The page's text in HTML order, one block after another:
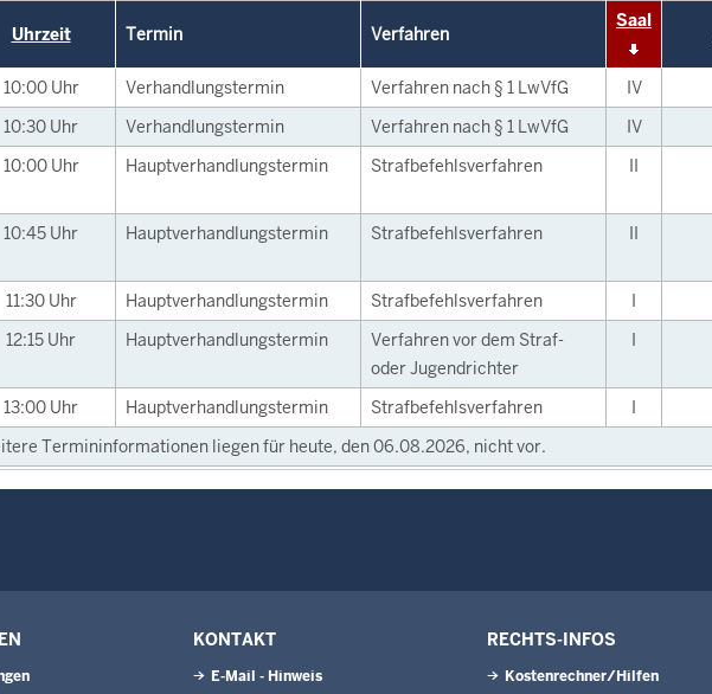
Uhrzeit Termin Verfahren
Saal
10:00 Uhr Verhandlungstermin Verfahren nach § 1 LwVfG IV
10:30 Uhr Verhandlungstermin Verfahren nach § 1 LwVfG IV
10:00 Uhr Hauptverhandlungstermin Strafbefehlsverfahren II
10:45 Uhr Hauptverhandlungstermin Strafbefehlsverfahren II
11:30 Uhr Hauptverhandlungstermin Strafbefehlsverfahren I
12:15 Uhr Hauptverhandlungstermin
Verfahren vor dem Straf-
oder Jugendrichter
I
13:00 Uhr Hauptverhandlungstermin Strafbefehlsverfahren I
Termininformationen liegen für heute, den 06.08.2026, nicht vor.
KONTAKT
E-Mail - Hinweis
RECHTS-INFOS
Kostenrechner/Hilfen